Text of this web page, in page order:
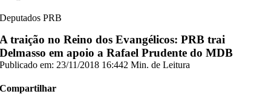
Deputados PRB
A traição no Reino dos Evangélicos: PRB trai
Delmasso em apoio a Rafael Prudente do MDB
Publicado em: 23/11/2018 16:442 Min. de Leitura
Compartilhar